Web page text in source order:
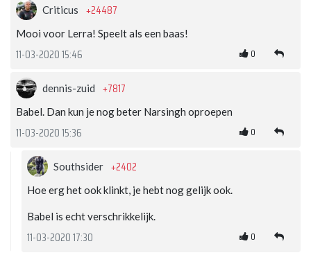
Criticus +24487
Mooi voor Lerra! Speelt als een baas!
11-03-2020 15:46 0
dennis-zuid +7817
Babel. Dan kun je nog beter Narsingh oproepen
11-03-2020 15:36 0
Southsider +2402
Hoe erg het ook klinkt, je hebt nog gelijk ook.
Babel is echt verschrikkelijk.
11-03-2020 17:30 0